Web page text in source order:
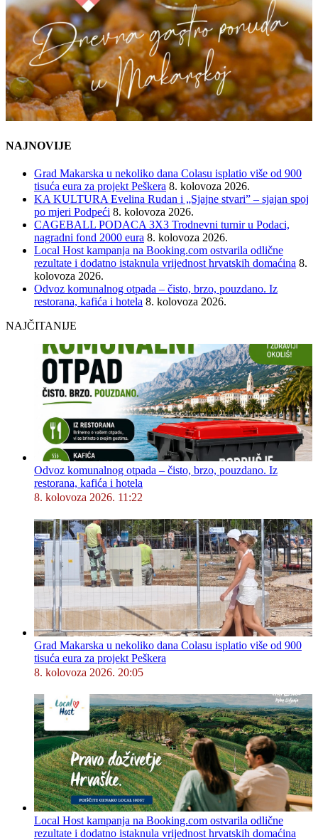
NAJNOVIJE
Grad Makarska u nekoliko dana Colasu isplatio više od 900
tisuća eura za projekt Peškera 8. kolovoza 2026.
KA KULTURA Evelina Rudan i „Sjajne stvari” – sjajan spoj
po mjeri Podpeći 8. kolovoza 2026.
CAGEBALL PODACA 3X3 Trodnevni turnir u Podaci,
nagradni fond 2000 eura 8. kolovoza 2026.
Local Host kampanja na Booking.com ostvarila odlične
rezultate i dodatno istaknula vrijednost hrvatskih domaćina 8.
kolovoza 2026.
Odvoz komunalnog otpada – čisto, brzo, pouzdano. Iz
restorana, kafića i hotela 8. kolovoza 2026.
NAJČITANIJE
Odvoz komunalnog otpada – čisto, brzo, pouzdano. Iz
restorana, kafića i hotela
8. kolovoza 2026. 11:22
Grad Makarska u nekoliko dana Colasu isplatio više od 900
tisuća eura za projekt Peškera
8. kolovoza 2026. 20:05
Local Host kampanja na Booking.com ostvarila odlične
rezultate i dodatno istaknula vrijednost hrvatskih domaćina